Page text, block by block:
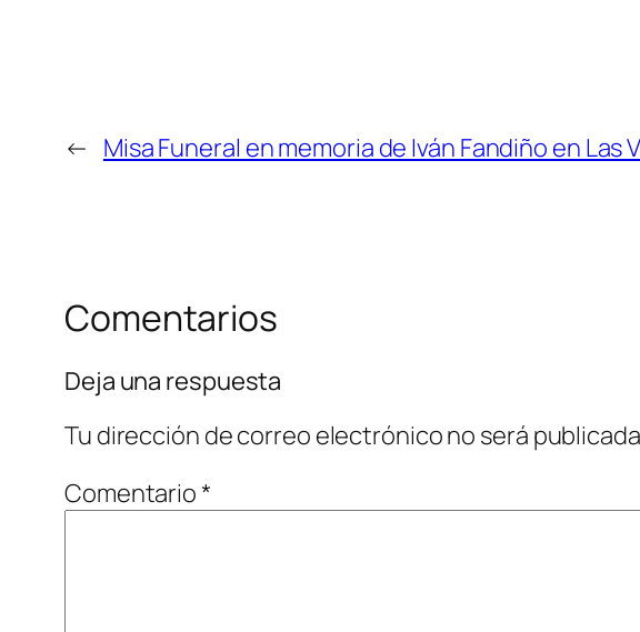
← Misa Funeral en memoria de Iván Fandiño en Las
Comentarios
Deja una respuesta
Tu dirección de correo electrónico no será
Comentario*